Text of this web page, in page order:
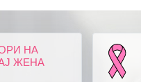
НА
ЖЕНА